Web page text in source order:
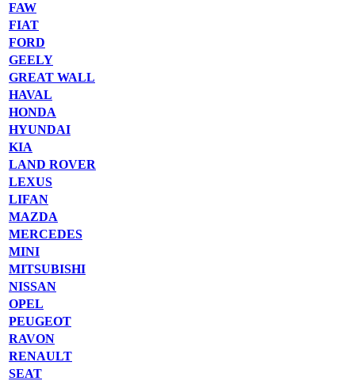
FAW
FIAT
FORD
GEELY
GREAT WALL
HAVAL
HONDA
HYUNDAI
KIA
LAND ROVER
LEXUS
LIFAN
MAZDA
MERCEDES
MINI
MITSUBISHI
NISSAN
OPEL
PEUGEOT
RAVON
RENAULT
SEAT